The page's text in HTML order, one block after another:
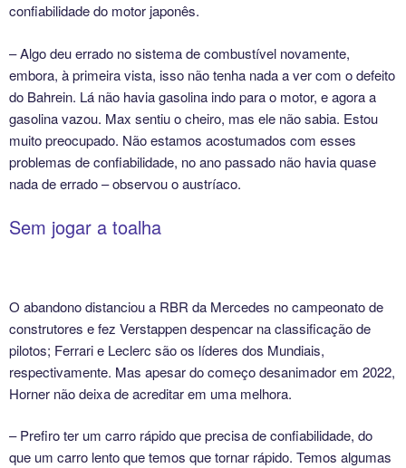
confiabilidade do motor japonês.
– Algo deu errado no sistema de combustível novamente,
embora, à primeira vista, isso não tenha nada a ver com o defeito
do Bahrein. Lá não havia gasolina indo para o motor, e agora a
gasolina vazou. Max sentiu o cheiro, mas ele não sabia. Estou
muito preocupado. Não estamos acostumados com esses
problemas de confiabilidade, no ano passado não havia quase
nada de errado – observou o austríaco.
Sem jogar a toalha
O abandono distanciou a RBR da Mercedes no campeonato de
construtores e fez Verstappen despencar na classificação de
pilotos; Ferrari e Leclerc são os líderes dos Mundiais,
respectivamente. Mas apesar do começo desanimador em 2022,
Horner não deixa de acreditar em uma melhora.
– Prefiro ter um carro rápido que precisa de confiabilidade, do
que um carro lento que temos que tornar rápido. Temos algumas